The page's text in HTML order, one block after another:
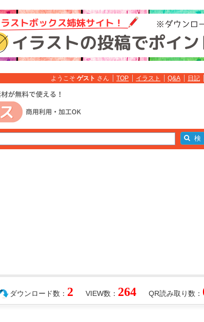
ようこそ ゲスト さん TOP イラスト Q&A 日記
QR読み取り数：
VIEW数： 264
ダウンロード数： 2